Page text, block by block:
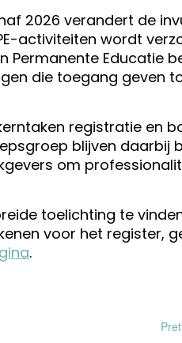
2026 verandert de
activiteiten wordt
Permanente Educatie
die toegang geven
registratie en
blijven daarbij
om
toelichting te
voor het register,
.